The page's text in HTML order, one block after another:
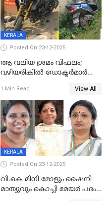
വർഗീസ്
KERALA
Posted On 23-12-2025
ആ വലിയ ശ്രമം വിഫലം;
വഴിയരികില്‍ ‌ഡോക്ടര്‍മാര്‍
മരണത്തിന് കീഴടങ്ങി
1 Min Read View All
KERALA
Posted On 23-12-2025
വി.കെ മിനി മോളും ഷൈനി
മാത്യുവും കൊച്ചി മേയർ പദം